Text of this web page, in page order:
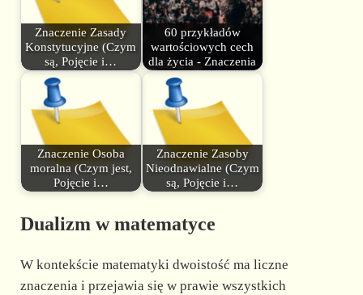
Znaczenie Zasady
Konstytucyjne (Czym
są, Pojęcie i…
60 przykładów
wartościowych cech
dla życia - Znaczenia
Znaczenie Osoba
moralna (Czym jest,
Pojęcie i…
Znaczenie Zasoby
Nieodnawialne (Czym
są, Pojęcie i…
Dualizm w matematyce
W kontekście matematyki dwoistość ma liczne
znaczenia i przejawia się w prawie wszystkich